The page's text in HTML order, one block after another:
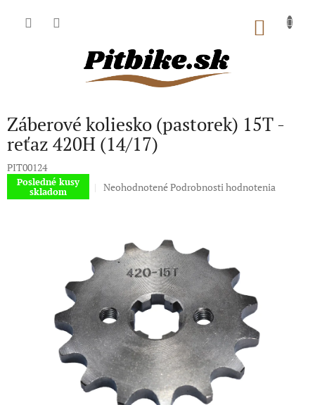
Záberové koliesko (pastorek) 15T -
reťaz 420H (14/17)
PIT00124
Posledné kusy
skladom
Priemerné
5
hviezdičiek.
NeohodnotenéPodrobnosti hodnotenia